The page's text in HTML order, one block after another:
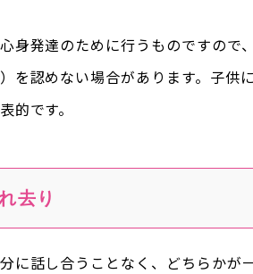
身発達のために行うものですので
を認めない場合があります。子供
的です。
去り
に話し合うことなく、どちらかが